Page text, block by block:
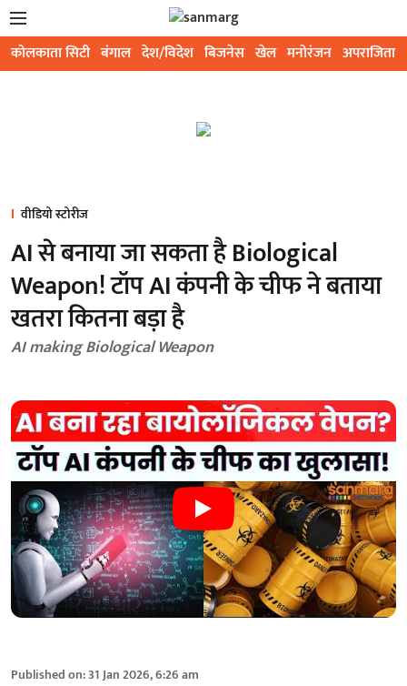
कोलकाता सिटी बंगाल देश/विदेश बिजनेस खेल मनोरंजन अपराजिता
वीडियो स्टोरीज
AI से बनाया जा सकता है Biological
Weapon! टॉप AI कंपनी के चीफ ने बताया
खतरा कितना बड़ा है
AI making Biological Weapon
Published on:31 Jan 2026, 6:26 am